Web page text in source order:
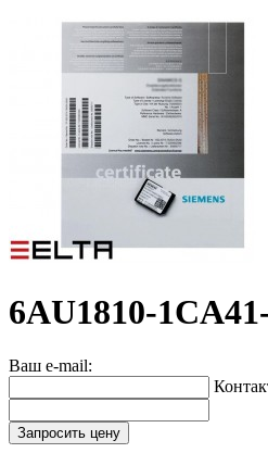
6AU1810-
Ваш e-mail:
Запросить цену